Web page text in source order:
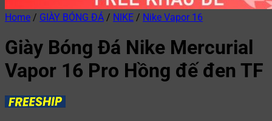
Home / GIÀY BÓNG ĐÁ / NIKE / Nike Vapor 16
Giày Bóng Đá Nike Mercurial
Vapor 16 Pro Hồng đế đen TF